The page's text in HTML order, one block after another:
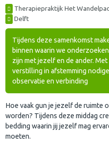
Therapiepraktijk Het
Delft
Tijdens deze samenkomst
binnen waarin we
zijn met jezelf en de ander.
verstilling in afstemming
observatie en verbinding
Hoe vaak gun je jezelf de ruimte
worden? Tijdens deze middag
bedding waarin jij jezelf mag
moeten.